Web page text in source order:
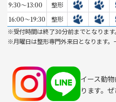
9:30～13:00
整形
16:00～19:30
整形
※受付時間は終了30分前までとなります。
※月曜日は整形専門外来日となります。
イース動
ります。